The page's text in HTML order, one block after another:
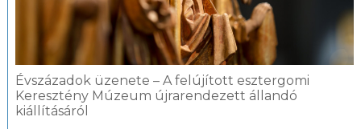
Évszázadok üzenete – A felújított esztergomi
Keresztény Múzeum újrarendezett állandó
kiállításáról